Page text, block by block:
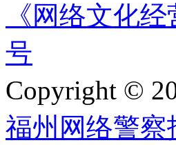
《网络文化
号
Copyright ©
福州网络警察